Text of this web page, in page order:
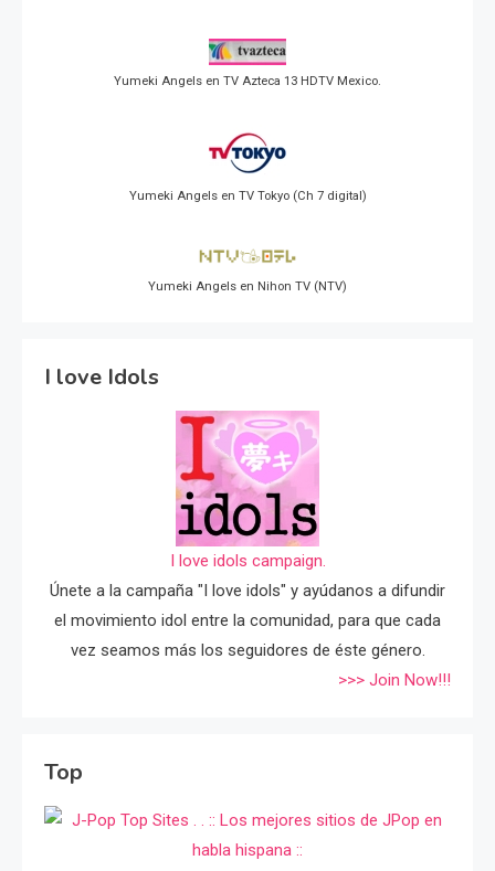
Yumeki Angels en TV Azteca 13 HDTV Mexico.
Yumeki Angels en TV Tokyo (Ch 7 digital)
Yumeki Angels en Nihon TV (NTV)
I love Idols
I love idols campaign.
Únete a la campaña "I love idols" y ayúdanos a difundir
el movimiento idol entre la comunidad, para que cada
vez seamos más los seguidores de éste género.
>>> Join Now!!!
Top